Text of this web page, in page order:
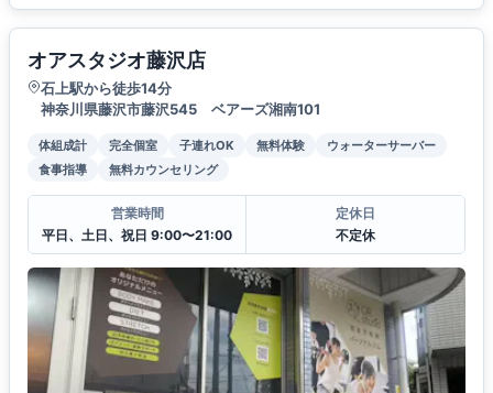
オアスタジオ藤沢店
石上駅から徒歩14分
神奈川県藤沢市藤沢545 ベアーズ湘南101
体組成計 完全個室 子連れOK 無料体験
ウォーターサーバー
食事指導
無料カウンセリング
営業時間
平日、土日、祝日 9:00〜21:00
定休日
不定休